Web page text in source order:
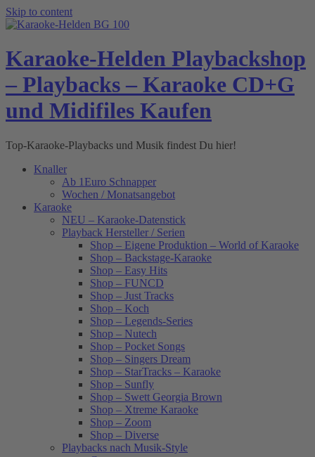
Skip to content
Karaoke-Helden Playbackshop
– Playbacks – Karaoke CD+G
und Midifiles Kaufen
Top-Karaoke-Playbacks und Musik findest Du hier!
Knaller
Ab 1Euro Schnapper
Wochen / Monatsangebot
Karaoke
NEU – Karaoke-Datenstick
Playback Hersteller / Serien
Shop – Eigene Produktion – World of Karaoke
Shop – Backstage-Karaoke
Shop – Easy Hits
Shop – FUNCD
Shop – Just Tracks
Shop – Koch
Shop – Legends-Series
Shop – Nutech
Shop – Pocket Songs
Shop – Singers Dream
Shop – StarTracks – Karaoke
Shop – Sunfly
Shop – Swett Georgia Brown
Shop – Xtreme Karaoke
Shop – Zoom
Shop – Diverse
Playbacks nach Musik-Style